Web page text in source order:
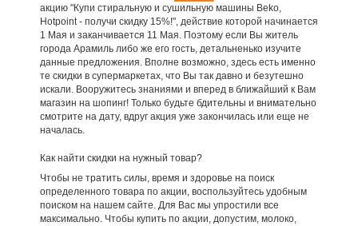
акцию "Купи стиральную и сушильную машины Beko,
Hotpoint - получи скидку 15%!", действие которой начинается
1 Мая и заканчивается 11 Мая. Поэтому если Вы житель
города Арамиль либо же его гость, детальненько изучите
данные предложения. Вполне возможно, здесь есть именно
те скидки в супермаркетах, что Вы так давно и безутешно
искали. Вооружитесь знаниями и вперед в ближайший к Вам
магазин на шопинг! Только будьте бдительны и внимательно
смотрите на дату, вдруг акция уже закончилась или еще не
началась.
Как найти скидки на нужный товар?
Чтобы не тратить силы, время и здоровье на поиск
определенного товара по акции, воспользуйтесь удобным
поиском на нашем сайте. Для Вас мы упростили все
максимально. Чтобы купить по акции, допустим, молоко,